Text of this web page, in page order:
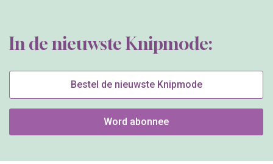
In de nieuwste Knipmode:
Bestel de nieuwste Knipmode
Word abonnee